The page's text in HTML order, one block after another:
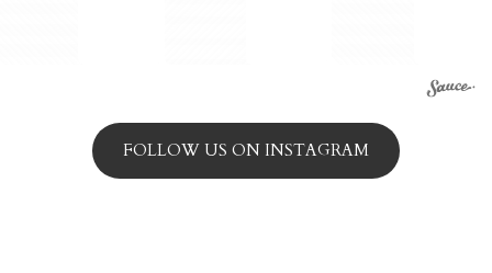
FOLLOW US ON INSTAGRAM